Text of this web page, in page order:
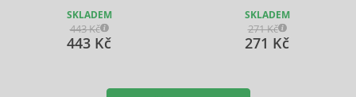
SKLADEM
443 Kč
443 Kč
SKLADEM
271 Kč
271 Kč